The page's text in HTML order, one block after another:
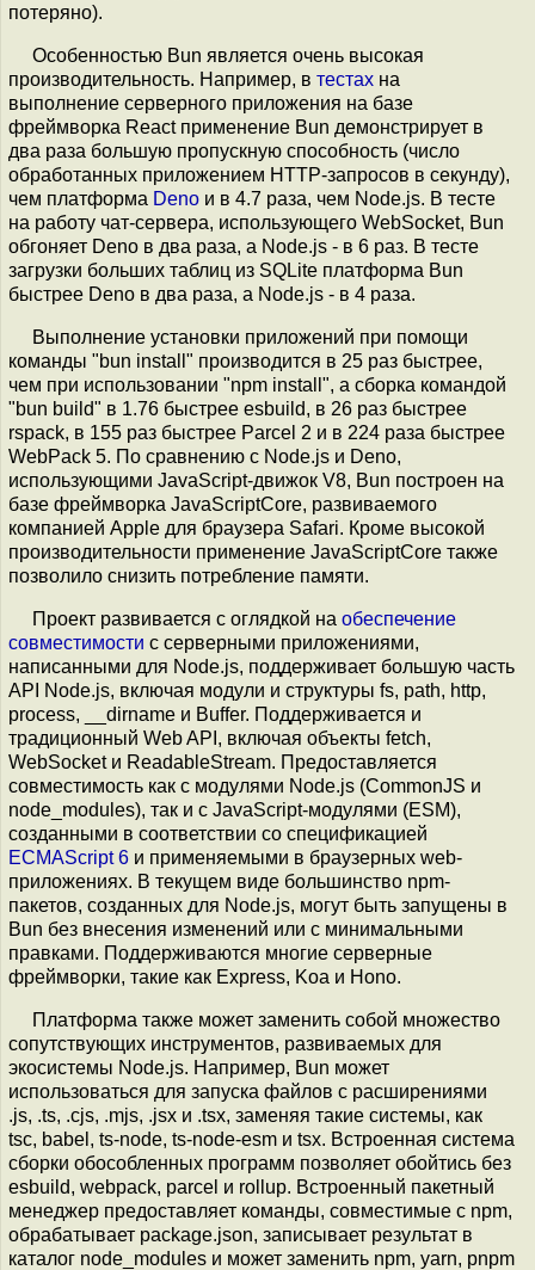
потеряно).
Особенностью Bun является очень высокая
производительность. Например, в тестах на
выполнение серверного приложения на базе
фреймворка React применение Bun демонстрирует в
два раза большую пропускную способность (число
обработанных приложением HTTP-запросов в секунду),
чем платформа Deno и в 4.7 раза, чем Node.js. В тесте
на работу чат-сервера, использующего WebSocket, Bun
обгоняет Deno в два раза, а Node.js - в 6 раз. В тесте
загрузки больших таблиц из SQLite платформа Bun
быстрее Deno в два раза, а Node.js - в 4 раза.
Выполнение установки приложений при помощи
команды "bun install" производится в 25 раз быстрее,
чем при использовании "npm install", а сборка командой
"bun build" в 1.76 быстрее esbuild, в 26 раз быстрее
rspack, в 155 раз быстрее Parcel 2 и в 224 раза быстрее
WebPack 5. По сравнению с Node.js и Deno,
использующими JavaScript-движок V8, Bun построен на
базе фреймворка JavaScriptCore, развиваемого
компанией Apple для браузера Safari. Кроме высокой
производительности применение JavaScriptCore также
позволило снизить потребление памяти.
Проект развивается с оглядкой на обеспечение
совместимости с серверными приложениями,
написанными для Node.js, поддерживает большую часть
API Node.js, включая модули и структуры fs, path, http,
process, __dirname и Buffer. Поддерживается и
традиционный Web API, включая объекты fetch,
WebSocket и ReadableStream. Предоставляется
совместимость как с модулями Node.js (CommonJS и
node_modules), так и с JavaScript-модулями (ESM),
созданными в соответствии со спецификацией
ECMAScript 6 и применяемыми в браузерных web-
приложениях. В текущем виде большинство npm-
пакетов, созданных для Node.js, могут быть запущены в
Bun без внесения изменений или с минимальными
правками. Поддерживаются многие серверные
фреймворки, такие как Express, Koa и Hono.
Платформа также может заменить собой множество
сопутствующих инструментов, развиваемых для
экосистемы Node.js. Например, Bun может
использоваться для запуска файлов с расширениями
.js, .ts, .cjs, .mjs, .jsx и .tsx, заменяя такие системы, как
tsc, babel, ts-node, ts-node-esm и tsx. Встроенная система
сборки обособленных программ позволяет обойтись без
esbuild, webpack, parcel и rollup. Встроенный пакетный
менеджер предоставляет команды, совместимые с npm,
обрабатывает package.json, записывает результат в
каталог node_modules и может заменить npm, yarn, pnpm